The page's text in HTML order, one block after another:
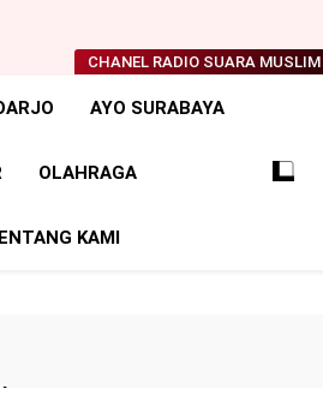
CHANEL RADIO SUARA
AYO SURABAYA
OLAHRAGA
KAMI